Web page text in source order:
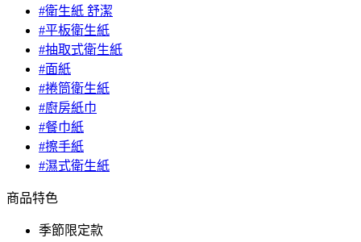
#衛生紙 舒潔
#平板衛生紙
#抽取式衛生紙
#面紙
#捲筒衛生紙
#廚房紙巾
#餐巾紙
#擦手紙
#濕式衛生紙
商品特色
季節限定款